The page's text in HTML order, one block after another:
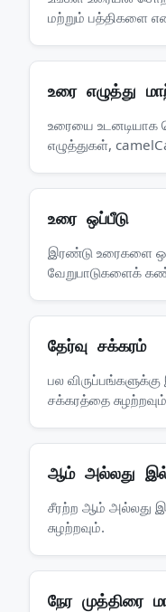
மற்றும் பத்திகளை
உரை எழுத்து
உரையை உடனடியாக
எழுத்துகள்,
உரை ஒப்பீடு
இரண்டு உரைகளை
வேறுபாடுகளைக்
தேர்வு சக்கரம்
பல
சக்கரத்தை
ஆம் அல்லது
சீரற்ற ஆம் அல்லது
சுழற்றவும்.
நேர முத்திரை